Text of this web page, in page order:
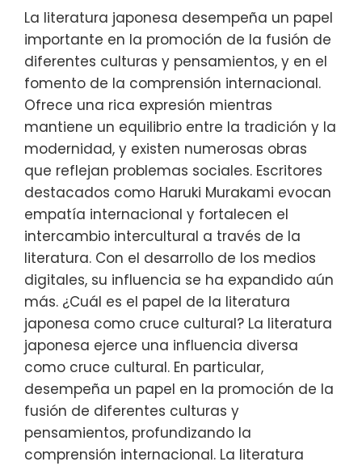
La literatura japonesa desempeña un papel
importante en la promoción de la fusión de
diferentes culturas y pensamientos, y en el
fomento de la comprensión internacional.
Ofrece una rica expresión mientras
mantiene un equilibrio entre la tradición y la
modernidad, y existen numerosas obras
que reflejan problemas sociales. Escritores
destacados como Haruki Murakami evocan
empatía internacional y fortalecen el
intercambio intercultural a través de la
literatura. Con el desarrollo de los medios
digitales, su influencia se ha expandido aún
más. ¿Cuál es el papel de la literatura
japonesa como cruce cultural? La literatura
japonesa ejerce una influencia diversa
como cruce cultural. En particular,
desempeña un papel en la promoción de la
fusión de diferentes culturas y
pensamientos, profundizando la
comprensión internacional. La literatura